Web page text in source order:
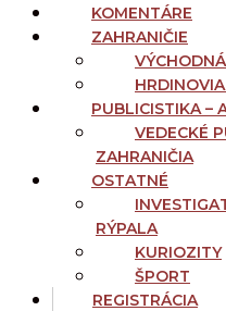
KOMENTÁRE
ZAHRANIČIE
PUBLICISTIKA –
VEDECKÉ
ZAHRANIČIA
OSTATNÉ
RÝPALA
KURIOZITY
ŠPORT
REGISTRÁCIA